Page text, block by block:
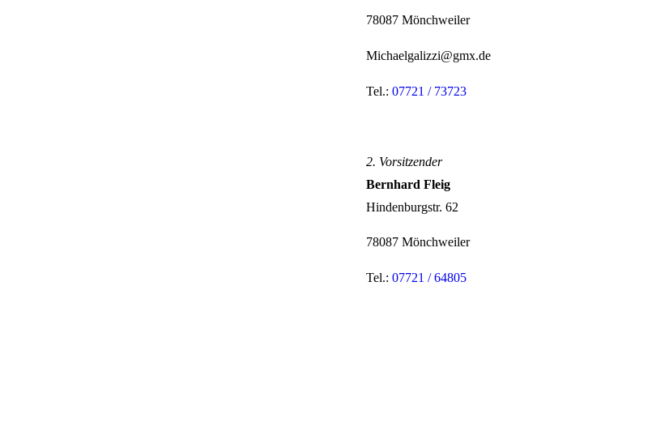
78087 Mönchweiler
Michaelgalizzi@gmx.de
Tel.: 07721 / 73723
2. Vorsitzender
Bernhard Fleig
Hindenburgstr. 62
78087 Mönchweiler
Tel.: 07721 / 64805